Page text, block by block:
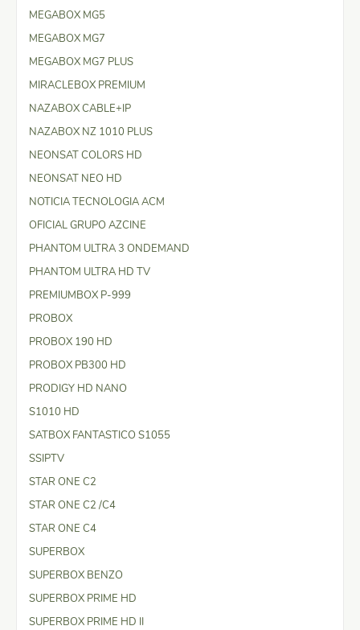
MEGABOX MG5
MEGABOX MG7
MEGABOX MG7 PLUS
MIRACLEBOX PREMIUM
NAZABOX CABLE+IP
NAZABOX NZ 1010 PLUS
NEONSAT COLORS HD
NEONSAT NEO HD
NOTICIA TECNOLOGIA ACM
OFICIAL GRUPO AZCINE
PHANTOM ULTRA 3 ONDEMAND
PHANTOM ULTRA HD TV
PREMIUMBOX P-999
PROBOX
PROBOX 190 HD
PROBOX PB300 HD
PRODIGY HD NANO
S1010 HD
SATBOX FANTASTICO S1055
SSIPTV
STAR ONE C2
STAR ONE C2 /C4
STAR ONE C4
SUPERBOX
SUPERBOX BENZO
SUPERBOX PRIME HD
SUPERBOX PRIME HD II